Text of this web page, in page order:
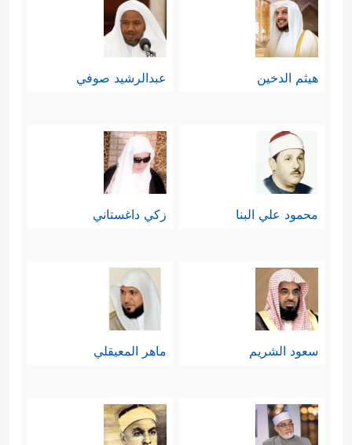
هيثم الدخين عبدالرشيد صوفي
محمود علي البنا زكي داغستاني
سعود الشريم ماهر المعيقلي